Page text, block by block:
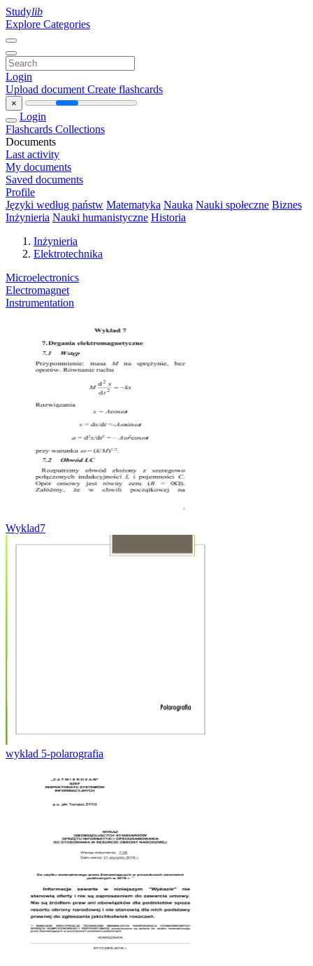
Studylib
Explore Categories
Login
Upload document Create flashcards
×
Login
Flashcards Collections
Documents
Last activity
My documents
Saved documents
Profile
Języki według państw Matematyka Nauka Nauki społeczne Biznes
Inżynieria Nauki humanistyczne Historia
Inżynieria
Elektrotechnika
Microelectronics
Electromagnet
Instrumentation
Wyklad7
wyklad 5-polarografia